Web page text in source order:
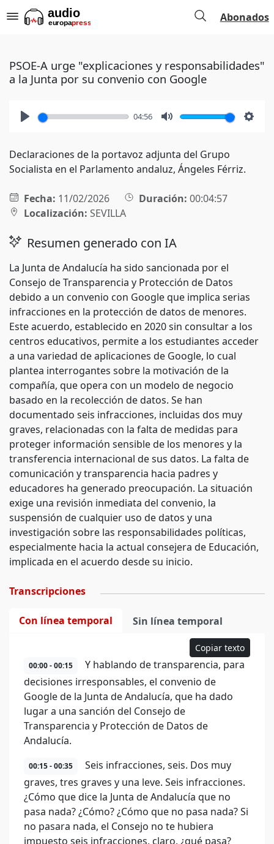
Abonados
PSOE-A urge "explicaciones y responsabilidades"
a la Junta por su convenio con Google
04:56
Declaraciones de la portavoz adjunta del Grupo
Socialista en el Parlamento andaluz, Ángeles Férriz.
Fecha: 11/02/2026 Duración: 00:04:57
Localización: SEVILLA
Resumen generado con IA
La Junta de Andalucía ha sido sancionada por el
Consejo de Transparencia y Protección de Datos
debido a un convenio con Google que implica serias
infracciones en la protección de datos de menores.
Este acuerdo, establecido en 2020 sin consultar a los
centros educativos, permite a los estudiantes acceder
a una variedad de aplicaciones de Google, lo cual
plantea interrogantes sobre la motivación de la
compañía, que opera con un modelo de negocio
basado en la recolección de datos. Se han
documentado seis infracciones, incluidas dos muy
graves, relacionadas con la falta de medidas para
proteger información sensible de los menores y la
transferencia internacional de sus datos. La falta de
comunicación y transparencia hacia padres y
educadores ha generado preocupación. La situación
exige una revisión inmediata del convenio, la
suspensión de cualquier uso de datos y una
investigación sobre las responsabilidades políticas,
especialmente hacia la actual consejera de Educación,
implicada en el acuerdo desde su inicio.
Transcripciones
Con línea temporal Sin línea temporal
Copiar texto
00:00 - 00:15
Y hablando de transparencia, para
decisiones irresponsables, el convenio de
Google de la Junta de Andalucía, que ha dado
lugar a una sanción del Consejo de
Transparencia y Protección de Datos de
Andalucía.
00:15 - 00:35
Seis infracciones, seis. Dos muy
graves, tres graves y una leve. Seis infracciones.
¿Cómo que dice la Junta de Andalucía que no
pasa nada? ¿Cómo? ¿Cómo que no pasa nada? Si
no pasara nada, el Consejo no te hubiera
impuesto seis infracciones, claro, ¿qué pasa?